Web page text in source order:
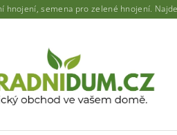
hnojení, semena pro zelené hnojení.